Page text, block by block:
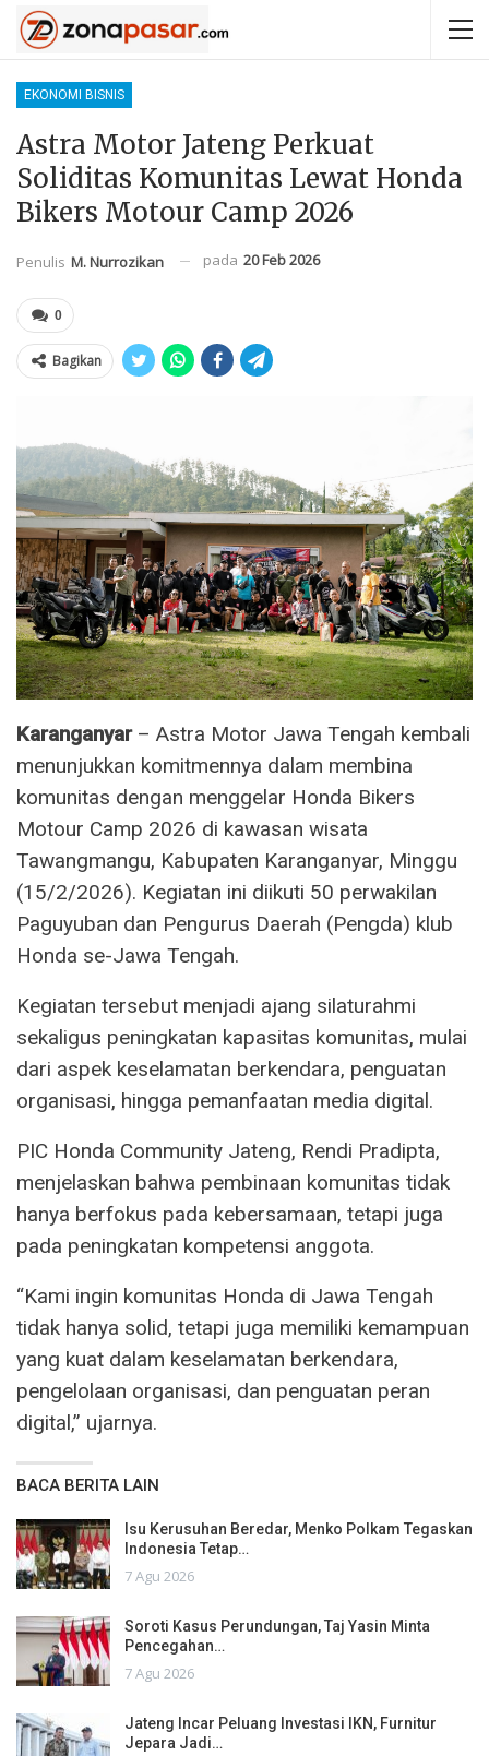
EKONOMI BISNIS
Astra Motor Jateng Perkuat
Soliditas Komunitas Lewat Honda
Bikers Motour Camp 2026
Penulis M. Nurrozikan pada 20 Feb 2026
0
Bagikan
Karanganyar– Astra Motor Jawa Tengah kembali
menunjukkan komitmennya dalam membina
komunitas dengan menggelar Honda Bikers
Motour Camp 2026 di kawasan wisata
Tawangmangu, Kabupaten Karanganyar, Minggu
(15/2/2026). Kegiatan ini diikuti 50 perwakilan
Paguyuban dan Pengurus Daerah (Pengda) klub
Honda se-Jawa Tengah.
Kegiatan tersebut menjadi ajang silaturahmi
sekaligus peningkatan kapasitas komunitas, mulai
dari aspek keselamatan berkendara, penguatan
organisasi, hingga pemanfaatan media digital.
PIC Honda Community Jateng, Rendi Pradipta,
menjelaskan bahwa pembinaan komunitas tidak
hanya berfokus pada kebersamaan, tetapi juga
pada peningkatan kompetensi anggota.
“Kami ingin komunitas Honda di Jawa Tengah
tidak hanya solid, tetapi juga memiliki kemampuan
yang kuat dalam keselamatan berkendara,
pengelolaan organisasi, dan penguatan peran
digital,” ujarnya.
BACA BERITA LAIN
Isu Kerusuhan Beredar, Menko Polkam Tegaskan
Indonesia Tetap…
7 Agu 2026
Soroti Kasus Perundungan, Taj Yasin Minta
Pencegahan…
7 Agu 2026
Jateng Incar Peluang Investasi IKN, Furnitur
Jepara Jadi…